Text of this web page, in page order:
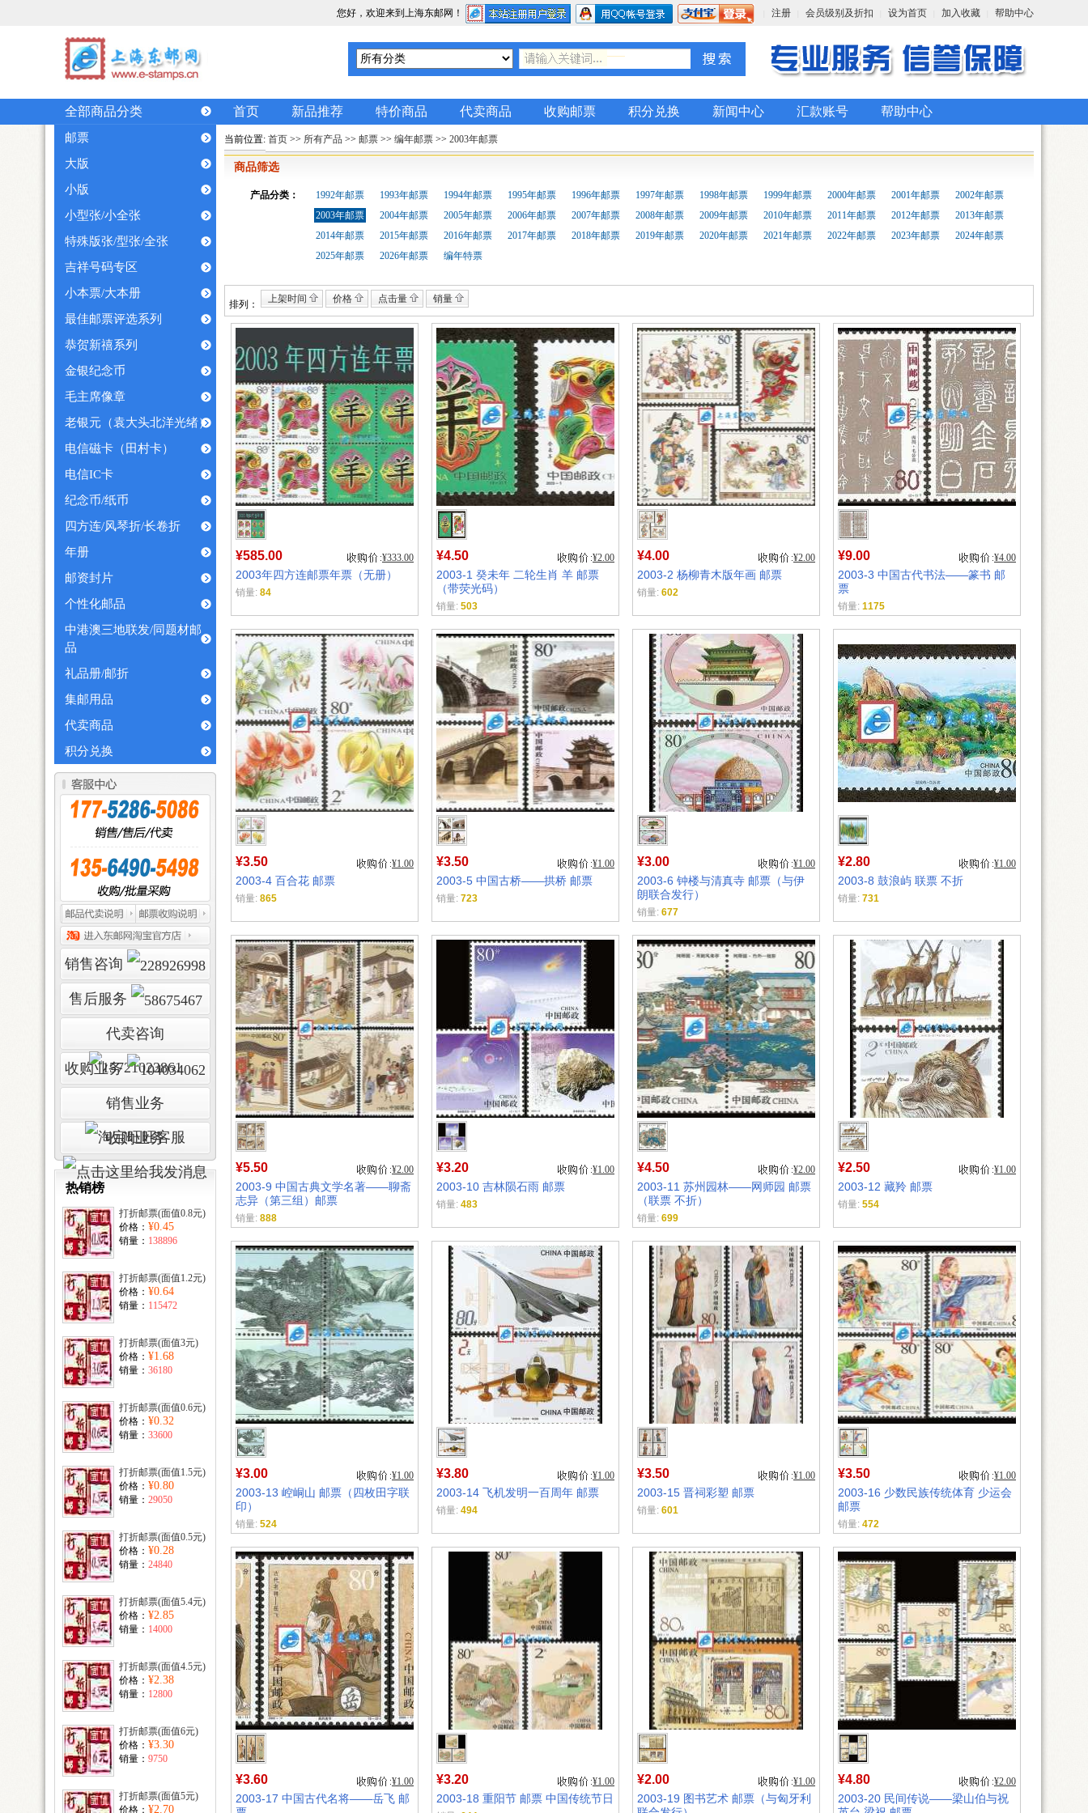
您好，欢迎来到上海东邮网！ 注册 会员级别及折扣 设为首页 加入收藏 帮助中心
全部商品分类 首页 新品推荐 特价商品 代卖商品 收购邮票 积分兑换 新闻中心 汇款账号 帮助中心
邮票
大版
小版
小型张/小全张
特殊版张/型张/全张
吉祥号码专区
小本票/大本册
最佳邮票评选系列
恭贺新禧系列
金银纪念币
毛主席像章
老银元（袁大头北洋光绪）
电信磁卡（田村卡）
电信IC卡
纪念币/纸币
四方连/风琴折/长卷折
年册
邮资封片
个性化邮品
中港澳三地联发/同题材邮
品
礼品册/邮折
集邮用品
代卖商品
积分兑换
销售咨询
售后服务
代卖咨询
收购业务
销售业务
收购业务
热销榜
打折邮票(面值0.8元)
价格： ¥0.45
销量： 138896
打折邮票(面值1.2元)
价格： ¥0.64
销量： 115472
打折邮票(面值3元)
价格： ¥1.68
销量： 36180
打折邮票(面值0.6元)
价格： ¥0.32
销量： 33600
打折邮票(面值1.5元)
价格： ¥0.80
销量： 29050
打折邮票(面值0.5元)
价格： ¥0.28
销量： 24840
打折邮票(面值5.4元)
价格： ¥2.85
销量： 14000
打折邮票(面值4.5元)
价格： ¥2.38
销量： 12800
打折邮票(面值6元)
价格： ¥3.30
销量： 9750
打折邮票(面值5元)
价格： ¥2.70
当前位置: 首页 >> 所有产品 >> 邮票 >> 编年邮票 >> 2003年邮票
商品筛选
产品分类： 1992年邮票 1993年邮票 1994年邮票 1995年邮票 1996年邮票 1997年邮票 1998年邮票 1999年邮票 2000年邮票 2001年邮票
2002年邮票
2003年邮票
2004年邮票 2005年邮票 2006年邮票 2007年邮票 2008年邮票 2009年邮票 2010年邮票 2011年邮票 2012年邮票
2013年邮票
2014年邮票
2015年邮票 2016年邮票 2017年邮票 2018年邮票 2019年邮票 2020年邮票 2021年邮票 2022年邮票 2023年邮票
2024年邮票
2025年邮票
2026年邮票 编年特票
排列： 上架时间 价格 点击量 销量
¥585.00 ¥333.00
2003年四方连邮票年票（无册）
销量: 84
¥4.50 ¥2.00
2003-1 癸未年 二轮生肖 羊 邮票
（带荧光码）
销量: 503
¥4.00 ¥2.00
2003-2 杨柳青木版年画 邮票
销量: 602
¥9.00 ¥4.00
2003-3 中国古代书法——篆书 邮
票
销量: 1175
¥3.50 ¥1.00
2003-4 百合花 邮票
销量: 865
¥3.50 ¥1.00
2003-5 中国古桥——拱桥 邮票
销量: 723
¥3.00 ¥1.00
2003-6 钟楼与清真寺 邮票（与伊
朗联合发行）
销量: 677
¥2.80 ¥1.00
2003-8 鼓浪屿 联票 不折
销量: 731
¥5.50 ¥2.00
2003-9 中国古典文学名著——聊斋
志异（第三组）邮票
销量: 888
¥3.20 ¥1.00
2003-10 吉林陨石雨 邮票
销量: 483
¥4.50 ¥2.00
2003-11 苏州园林——网师园 邮票
（联票 不折）
销量: 699
¥2.50 ¥1.00
2003-12 藏羚 邮票
销量: 554
¥3.00 ¥1.00
2003-13 崆峒山 邮票（四枚田字联
印）
销量: 524
¥3.80 ¥1.00
2003-14 飞机发明一百周年 邮票
销量: 494
¥3.50 ¥1.00
2003-15 晋祠彩塑 邮票
销量: 601
¥3.50 ¥1.00
2003-16 少数民族传统体育 少运会
邮票
销量: 472
¥3.60 ¥1.00
2003-17 中国古代名将——岳飞 邮
¥3.20 ¥1.00
2003-18 重阳节 邮票 中国传统节日
¥2.00 ¥1.00
2003-19 图书艺术 邮票（与匈牙利
¥4.80 ¥2.00
2003-20 民间传说——梁山伯与祝